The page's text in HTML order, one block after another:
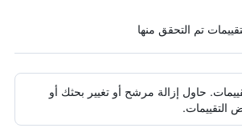
حاول إزالة مرشح أو تغيير بحثك أو